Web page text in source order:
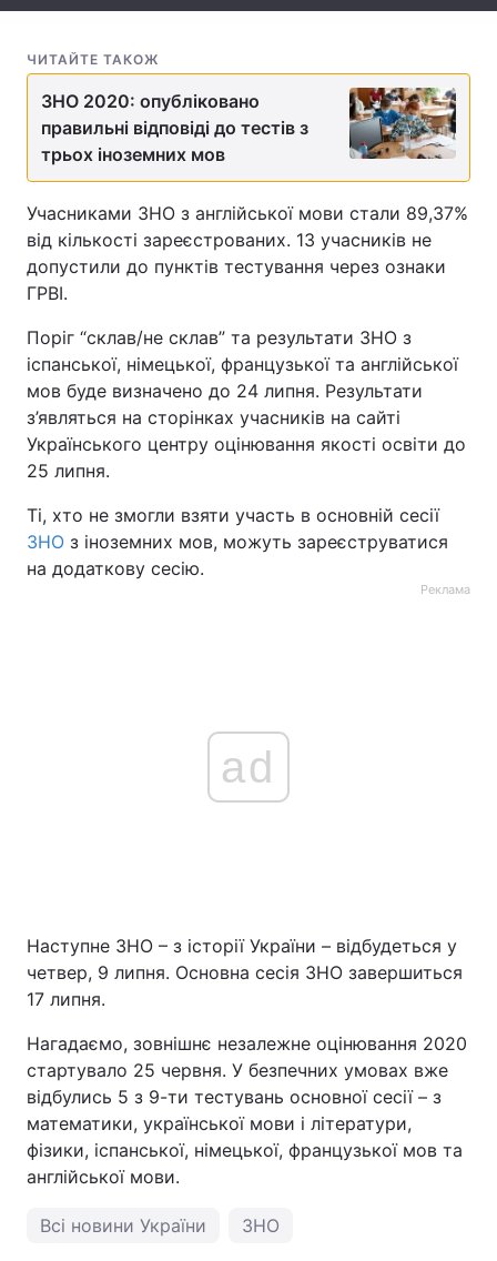
Тема оформлення
ЧИТАЙТЕ ТАКОЖ
ЗНО 2020: опубліковано
правильні відповіді до тестів з
трьох іноземних мов
Учасниками ЗНО з англійської мови стали 89,37%
від кількості зареєстрованих. 13 учасників не
допустили до пунктів тестування через ознаки
ГРВІ.
Поріг “склав/не склав” та результати ЗНО з
іспанської, німецької, французької та англійської
мов буде визначено до 24 липня. Результати
з’являться на сторінках учасників на сайті
Українського центру оцінювання якості освіти до
25 липня.
Ті, хто не змогли взяти участь в основній сесії
ЗНО з іноземних мов, можуть зареєструватися
на додаткову сесію.
Реклама
ad
Наступне ЗНО – з історії України – відбудеться у
четвер, 9 липня. Основна сесія ЗНО завершиться
17 липня.
Нагадаємо, зовнішнє незалежне оцінювання 2020
стартувало 25 червня. У безпечних умовах вже
відбулись 5 з 9-ти тестувань основної сесії – з
математики, української мови і літератури,
фізики, іспанської, німецької, французької мов та
англійської мови.
Всі новини України ЗНО